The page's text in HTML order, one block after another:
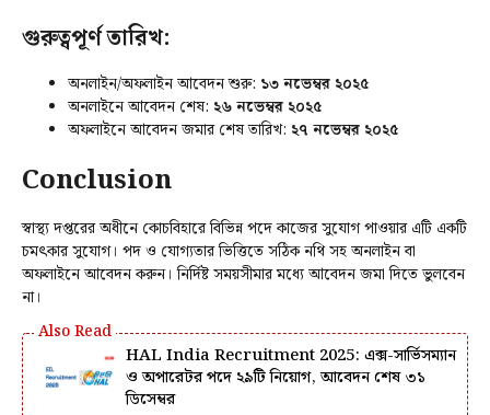
গুরুত্বপূর্ণ তারিখ:
অনলাইন/অফলাইন আবেদন শুরু: ১৩ নভেম্বর ২০২৫
অনলাইনে আবেদন শেষ: ২৬ নভেম্বর ২০২৫
অফলাইনে আবেদন জমার শেষ তারিখ: ২৭ নভেম্বর ২০২৫
Conclusion
স্বাস্থ্য দপ্তরের অধীনে কোচবিহারে বিভিন্ন পদে কাজের সুযোগ পাওয়ার এটি একটি
চমৎকার সুযোগ। পদ ও যোগ্যতার ভিত্তিতে সঠিক নথি সহ অনলাইন বা
অফলাইনে আবেদন করুন। নির্দিষ্ট সময়সীমার মধ্যে আবেদন জমা দিতে ভুলবেন
না।
HAL India Recruitment 2025: এক্স-সার্ভিসম্যান
ও অপারেটর পদে ২৯টি নিয়োগ, আবেদন শেষ ৩১
ডিসেম্বর